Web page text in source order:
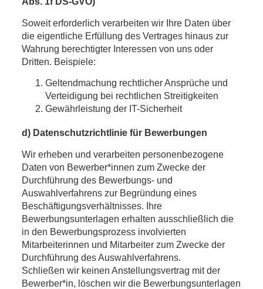
Soweit erforderlich verarbeiten wir Ihre Daten über
die eigentliche Erfüllung des Vertrages hinaus zur
Wahrung berechtigter Interessen von uns oder
Dritten. Beispiele:
Geltendmachung rechtlicher Ansprüche und
Verteidigung bei rechtlichen Streitigkeiten
Gewährleistung der IT-Sicherheit
d) Datenschutzrichtlinie für Bewerbungen
Wir erheben und verarbeiten personenbezogene
Daten von Bewerber*innen zum Zwecke der
Durchführung des Bewerbungs- und
Auswahlverfahrens zur Begründung eines
Beschäftigungsverhältnisses. Ihre
Bewerbungsunterlagen erhalten ausschließlich die
in den Bewerbungsprozess involvierten
Mitarbeiterinnen und Mitarbeiter zum Zwecke der
Durchführung des Auswahlverfahrens.
Schließen wir keinen Anstellungsvertrag mit der
Bewerber*in, löschen wir die Bewerbungsunterlagen